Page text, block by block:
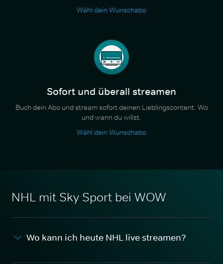
Wähl dein Wunschabo
Sofort und überall streamen
Buch dein Abo und stream sofort deinen Lieblingscontent. Wo
und wann du willst.
Wähl dein Wunschabo
NHL mit Sky Sport bei WOW
Wo kann ich heute NHL live streamen?